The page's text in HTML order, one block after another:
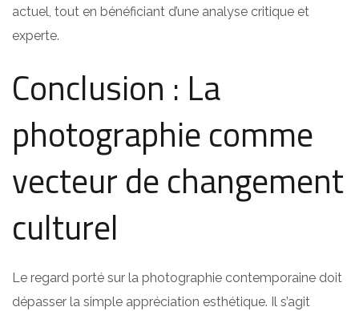
actuel, tout en bénéficiant d’une analyse critique et
experte.
Conclusion : La
photographie comme
vecteur de changement
culturel
Le regard porté sur la photographie contemporaine doit
dépasser la simple appréciation esthétique. Il s’agit